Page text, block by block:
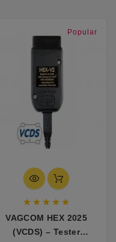
Popular
    
VAGCOM HEX 2025
(VCDS) – Tester